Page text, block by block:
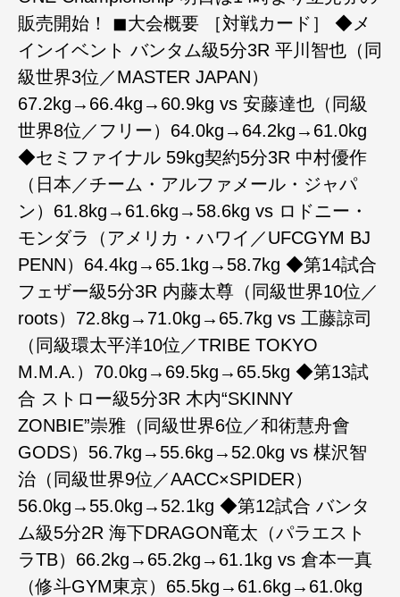
販売開始！ ◼︎大会概要 ［対戦カード］ ◆メ
インイベント バンタム級5分3R 平川智也（同
級世界3位／MASTER JAPAN）
67.2kg→66.4kg→60.9kg vs 安藤達也（同級
世界8位／フリー）64.0kg→64.2kg→61.0kg
◆セミファイナル 59kg契約5分3R 中村優作
（日本／チーム・アルファメール・ジャパ
ン）61.8kg→61.6kg→58.6kg vs ロドニー・
モンダラ（アメリカ・ハワイ／UFCGYM BJ
PENN）64.4kg→65.1kg→58.7kg ◆第14試合
フェザー級5分3R 内藤太尊（同級世界10位／
roots）72.8kg→71.0kg→65.7kg vs 工藤諒司
（同級環太平洋10位／TRIBE TOKYO
M.M.A.）70.0kg→69.5kg→65.5kg ◆第13試
合 ストロー級5分3R 木内“SKINNY
ZONBIE”崇雅（同級世界6位／和術慧舟會
GODS）56.7kg→55.6kg→52.0kg vs 楳沢智
治（同級世界9位／AACC×SPIDER）
56.0kg→55.0kg→52.1kg ◆第12試合 バンタ
ム級5分2R 海下DRAGON竜太（パラエスト
ラTB）66.2kg→65.2kg→61.1kg vs 倉本一真
（修斗GYM東京）65.5kg→61.6kg→61.0kg